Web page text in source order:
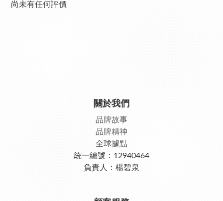
尚未有任何評價
關於我們
品牌故事
品牌精神
全球據點
統一編號：12940464
負責人：楊碧泉